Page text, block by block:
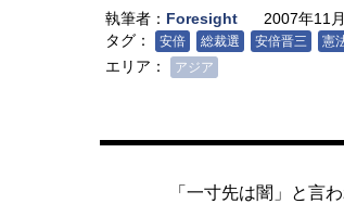
執筆者： Foresight
2007年11
タグ：
安倍 総裁選 安倍晋三 憲
エリア： アジア
「一寸先は闇」と言